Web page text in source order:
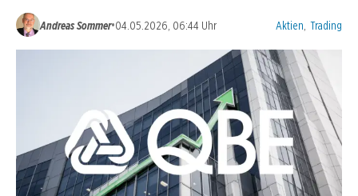
Andreas Sommer•04.05.2026, 06:44 Uhr Kategorien:
Aktien Trading